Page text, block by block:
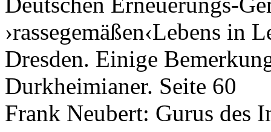
›rassegemäßen‹Lebens
Dresden. Einige
Durkheimianer. Seite 60
Frank Neubert: Gurus des